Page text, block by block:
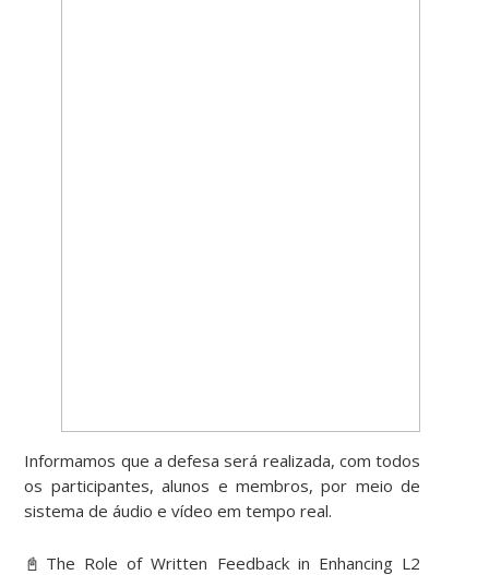
Informamos que a defesa será realizada, com todos
os participantes, alunos e membros, por meio de
sistema de áudio e vídeo em tempo real.
📓The Role of Written Feedback in Enhancing L2